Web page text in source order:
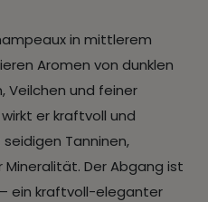
in mittlerem
Aromen von dunklen
Veilchen und feiner
er kraftvoll und
Tanninen,
Mineralität. Der Abgang ist
ein kraftvoll-eleganter